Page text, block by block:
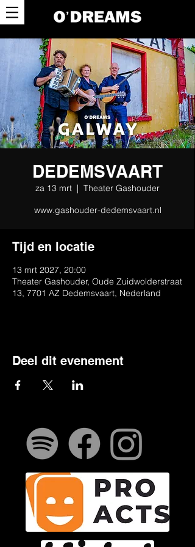
DEDEMSVAART
za 13 mrt
  |
Theater Gashouder
www.gashouder-dedemsvaart.nl
Tijd en locatie
13 mrt 2027, 20:00
Theater Gashouder, Oude Zuidwolderstraat
13, 7701 AZ Dedemsvaart, Nederland
Deel dit evenement